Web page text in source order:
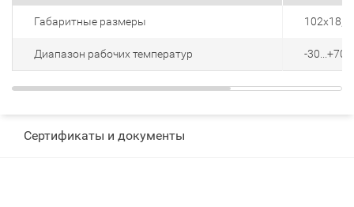
Габаритные размеры
Диапазон рабочих температур -30...+70,
Сертификаты и документы